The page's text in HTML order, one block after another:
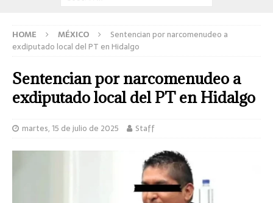
HOME MÉXICO
Sentencian por narcomenudeo a
exdiputado local del PT en Hidalgo
Sentencian por narcomenudeo a
exdiputado local del PT en Hidalgo
martes, 15 de julio de 2025 Staff